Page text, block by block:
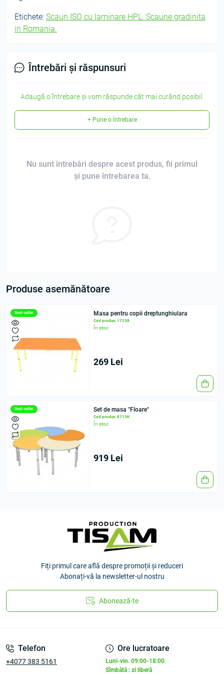
Etichete: Scaun ISO cu laminare HPL. Scaune gradinita
in Romania.
Întrebări și răspunsuri
Adaugă o întrebare și vom răspunde cât mai curând posibil.
+ Pune o întrebare
Nu sunt întrebări despre acest produs, fii primul
și pune întrebarea ta.
Produse asemănătoare
Best-seller Masa pentru copii dreptunghiulara
Cod produs: 17238
În stoc
269 Lei
Best-seller Set de masa "Floare"
Cod produs: 8713K
În stoc
919 Lei
Fiți primul care află despre promoții și reduceri
Abonați-vă la newsletter-ul nostru
Abonează-te
Telefon
+4077 383 5161
Ore lucratoare
Luni-vin. 09:00-18:00
Sîmbătă : zi liberă